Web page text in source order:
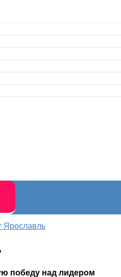
победу над лидером